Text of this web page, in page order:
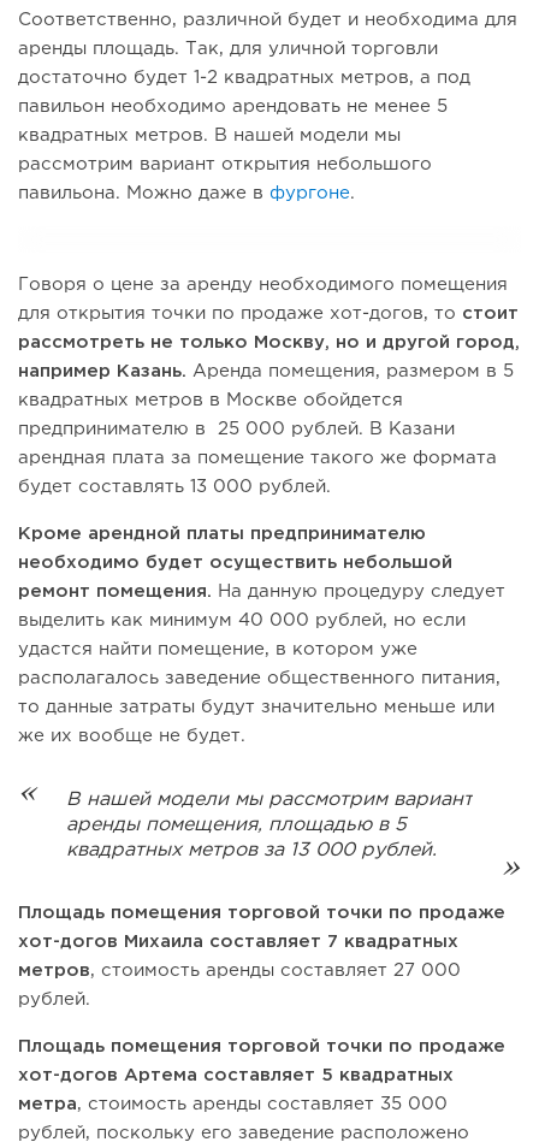
Соответственно, различной будет и необходима для
аренды площадь. Так, для уличной торговли
достаточно будет 1-2 квадратных метров, а под
павильон необходимо арендовать не менее 5
квадратных метров. В нашей модели мы
рассмотрим вариант открытия небольшого
павильона. Можно даже в фургоне.
Говоря о цене за аренду необходимого помещения
для открытия точки по продаже хот-догов, то стоит
рассмотреть не только Москву, но и другой город,
например Казань. Аренда помещения, размером в 5
квадратных метров в Москве обойдется
предпринимателю в 25 000 рублей. В Казани
арендная плата за помещение такого же формата
будет составлять 13 000 рублей.
Кроме арендной платы предпринимателю
необходимо будет осуществить небольшой
ремонт помещения.
На данную процедуру следует
выделить как минимум 40 000 рублей, но если
удастся найти помещение, в котором уже
располагалось заведение общественного питания,
то данные затраты будут значительно меньше или
же их вообще не будет.
В нашей модели мы рассмотрим вариант
аренды помещения, площадью в 5
квадратных метров за 13 000 рублей.
Площадь помещения торговой точки по продаже
хот-догов Михаила составляет 7 квадратных
метров, стоимость аренды составляет 27 000
рублей.
Площадь помещения торговой точки по продаже
хот-догов Артема составляет 5 квадратных
метра, стоимость аренды составляет 35 000
рублей, поскольку его заведение расположено